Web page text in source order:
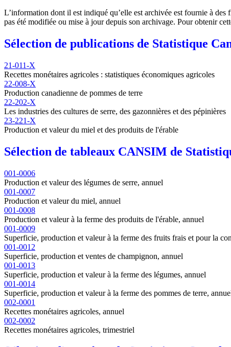
L’information dont il est indiqué qu’elle est archivée est fournie à des
pas été modifiée ou mise à jour depuis son archivage. Pour obtenir
Sélection de publications de Statistique
21-011-X
Recettes monétaires agricoles : statistiques économiques agricoles
22-008-X
Production canadienne de pommes de terre
22-202-X
Les industries des cultures de serre, des gazonnières et des pépinières
23-221-X
Production et valeur du miel et des produits de l'érable
Sélection de tableaux CANSIM de
001-0006
Production et valeur des légumes de serre, annuel
001-0007
Production et valeur du miel, annuel
001-0008
Production et valeur à la ferme des produits de l'érable, annuel
001-0009
Superficie, production et valeur à la ferme des fruits frais et pour la
001-0012
Superficie, production et ventes de champignon, annuel
001-0013
Superficie, production et valeur à la ferme des légumes, annuel
001-0014
Superficie, production et valeur à la ferme des pommes de terre,
002-0001
Recettes monétaires agricoles, annuel
002-0002
Recettes monétaires agricoles, trimestriel